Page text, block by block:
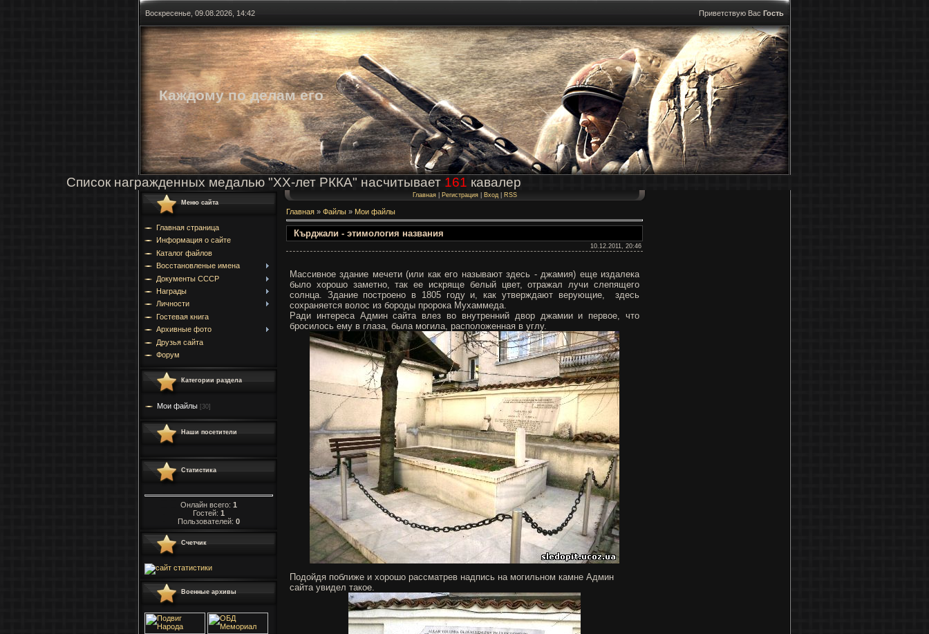
Воскресенье, 09.08.2026, 14:42 Приветствую Вас Гость
Каждому по делам его
Список награжденных медалью "ХХ-лет РККА" насчитывает 161 кавалер
Меню сайта
Главная страница
Информация о сайте
Каталог файлов
Восстановленые имена
Документы СССР
Награды
Личности
Гостевая книга
Архивные фото
Друзья сайта
Форум
Категории раздела
Мои файлы [30]
Наши посетители
Статистика
Онлайн всего: 1
Гостей: 1
Пользователей: 0
Счетчик
Военные архивы
Главная| Регистрация| Вход| RSS
Главная » Файлы » Мои файлы
Кърджали - этимология названия
10.12.2011, 20:46
Массивное здание мечети (или как его называют здесь - джамия) еще издалека
было хорошо заметно, так ее искряще белый цвет, отражал лучи слепящего
солнца. Здание построено в 1805 году и, как утверждают верующие, здесь
сохраняется волос из бороды пророка Мухаммеда.
Ради интереса Админ сайта влез во внутренний двор джамии и первое, что
бросилось ему в глаза, была могила, расположенная в углу.
Подойдя поближе и хорошо рассматрев надпись на могильном камне Админ
сайта увидел такое.